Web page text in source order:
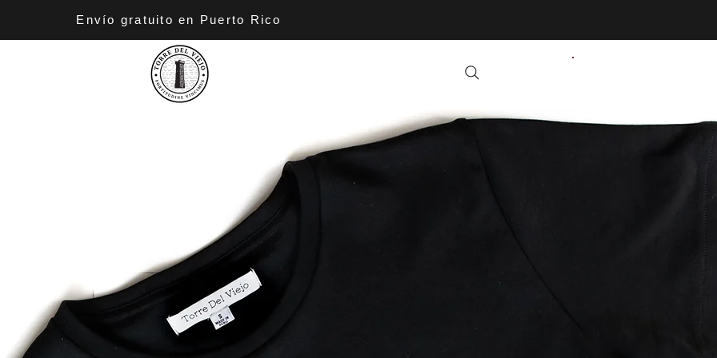
Envío gratuito en Puerto Rico